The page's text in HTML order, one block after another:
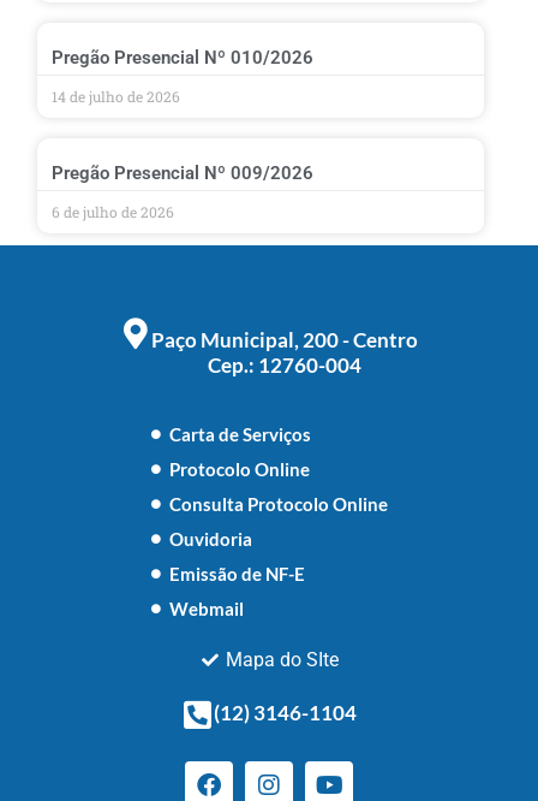
Pregão Presencial Nº 010/2026
14 de julho de 2026
Pregão Presencial Nº 009/2026
6 de julho de 2026
Paço Municipal, 200 - Centro
Cep.: 12760-004
Carta de Serviços
Protocolo Online
Consulta Protocolo Online
Ouvidoria
Emissão de NF-E
Webmail
Mapa do SIte
(12) 3146-1104